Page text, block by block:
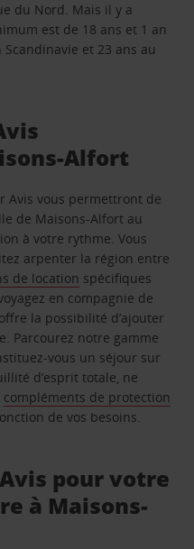
du Nord. Mais il y a
est de 18 ans et 1 an
et 23 ans au
Alfort
Avis vous permettront de
de Maisons-Alfort au
à votre rythme. Vous
arpenter la région entre
de location spécifiques
en compagnie de
la possibilité d’ajouter
Parcourez notre gamme
vous un séjour sur
d’esprit totale, ne
compléments de protection
de vos besoins.
pour votre
à Maisons-